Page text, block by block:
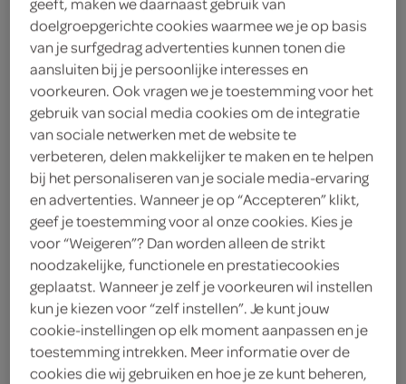
Melkunie
2.
59
1 Liter
Let op: aanbiedingen zijn niet zichtbaar bij de
producten, maar worden wél automatisch
verwerkt in de winkelmand.
doelgroepgerichte cookies waarmee we je op basis
van je surfgedrag advertenties kunnen tonen die
aansluiten bij je persoonlijke interesses en
voorkeuren. Ook vragen we je toestemming voor het
gebruik van social media cookies om de integratie
van sociale netwerken met de website te
verbeteren, delen makkelijker te maken en te helpen
bij het personaliseren van je sociale media-ervaring
en advertenties. Wanneer je op “Accepteren” klikt,
geef je toestemming voor al onze cookies. Kies je
voor “Weigeren”? Dan worden alleen de strikt
noodzakelijke, functionele en prestatiecookies
geplaatst. Wanneer je zelf je voorkeuren wil instellen
kun je kiezen voor “zelf instellen”. Je kunt jouw
cookie-instellingen op elk moment aanpassen en je
toestemming intrekken. Meer informatie over de
cookies die wij gebruiken en hoe je ze kunt beheren,